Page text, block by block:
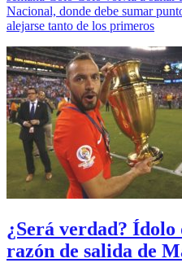
Nacional, donde debe sumar
alejarse tanto de los primeros
¿Será verdad?
razón de salida de